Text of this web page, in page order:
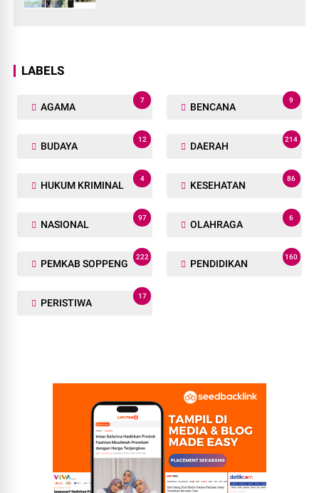
LABELS
AGAMA
7
BENCANA
9
BUDAYA
12
DAERAH
214
HUKUM KRIMINAL
4
KESEHATAN
86
NASIONAL
97
OLAHRAGA
6
PEMKAB SOPPENG
222
PENDIDIKAN
160
PERISTIWA
17